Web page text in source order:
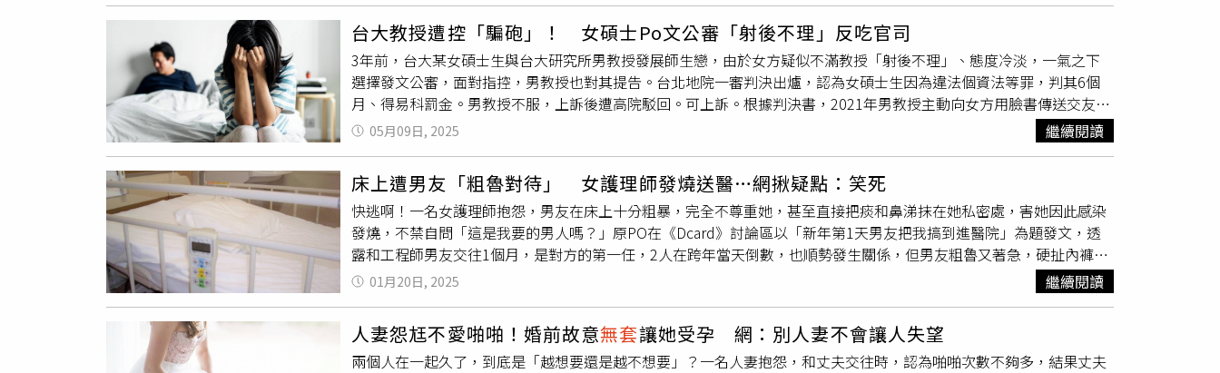
「是問『誰的問題比較大』，而不是『擔心女友一兩個月來一次、一次一點點的身體狀況』，思考模式可見一斑」。
給生母，這種手段，老掉牙。」黃宥嘉也奉勸呂秋遠，「看任何科別都不要忘記去泌尿科諮詢輸精管結紮手術。看起來
毫無悔悟，毫無教化可能。人命關天的問題不是只在法院，在社會上也非常重要！」巴毛律師昨也在臉書發文痛批，受
精卵律師發表了一大篇悲情文，試圖塑造自己是被害者、被勾引的可憐形象，在內容中不斷指責女方有問題、行為怪
異。這令他質疑，如果一開始就覺得對方不對勁，正常人應該會保持距離才對，為何呂秋遠卻「勇往直前地製造了受精
卵」？巴毛律師還特別針對錄音證據的部分提出強烈質疑，因為呂秋遠身為家事律師，難道不知道在家事訴訟中最難取
得相關證據，而錄音往往是最佳方式，並強調這種錄音本來就是合法的。文中還嚴厲批評該律師將受精卵一詞掛在嘴
邊，卻又裝作受害者的行為「很噁心」，認為他不該將過錯全推給女方。巴毛律師點出，即便女方真有問題，選擇無套
性行為的決定權在於這位「已經50幾歲」的律師自己。他反駁呂秋遠指責女方不為孩子著想的說法，指呂還把小孩當成
沒感情的受精卵，更表示，對比呂之前將老來得子稱為「天大喜事」，如今「這篇文看起來矯情無比又噁心」。
台大教授遭控「騙砲」！ 女碩士Po文公審「射後不理」反吃官司
3年前，台大某女碩士生與台大研究所男教授發展師生戀，由於女方疑似不滿教授「射後不理」、態度冷淡，一氣之下
選擇發文公審，面對指控，男教授也對其提告。台北地院一審判決出爐，認為女碩士生因為違法個資法等罪，判其6個
月、得易科罰金。男教授不服，上訴後遭高院駁回。可上訴。根據判決書，2021年男教授主動向女方用臉書傳送交友邀
情，往後2人開始聯繫，並於某日在共進晚餐以後前往汽車旅館發生性行為。完事後，女方竟趁教授不注意，將其裸身
躺床滑手機的畫面偷拍下來。2021年9月28日，女方於網路上發文公審男教授，控訴「他騙我單身，其實他已婚有2個小
孩」、「我疑似被他傳染了性病」、「他會偽造對話紀錄、證據」，並同時將教授的姓名等個人資料公布於貼文中，再
貼出不知從何取得的處女膜等驗傷單。同年11月4日，小美又發文指控教授強行要進行
引發譁然，該教授名譽嚴重受損。對此，男教授不滿被公審，提告名譽受損，在檢警調查下並無查獲有關妨害性自主的
相關證據，因此針對教授不起訴處分，而女方則依加重誹謗、竊錄他人身體隱私部位及違反個資法等罪起訴。台北地院
審理後，依違反個資法判她6月徒刑，得易科罰金18萬元。但男教授認為判決的刑度過低，提起上訴，高院審理後駁
回，全案仍可上訴。
05月09日, 2025 繼續閱讀
床上遭男友「粗魯對待」 女護理師發燒送醫…網揪疑點：笑死
快逃啊！一名女護理師抱怨，男友在床上十分粗暴，完全不尊重她，甚至直接把痰和鼻涕抹在她私密處，害她因此感染
發燒，不禁自問「這是我要的男人嗎？」原PO在《Dcard》討論區以「新年第1天男友把我搞到進醫院」為題發文，透
露和工程師男友交往1個月，是對方的第一任，2人在跨年當天倒數，也順勢發生關係，但男友粗魯又著急，硬扯內褲亂
挖，還暴力抓她胸部，稱「就是要揉爆」，讓她產生被侵犯感。不只如此，男友因為感冒加上鼻竇炎，過程不斷咳嗽和
打噴嚏，原PO臉上和身體都是，她直接表明不舒服，沒想到對方竟吐了口水在手上，朝她私密處抹，還沒反應過來就結
束，直接轉頭去洗澡，她事後清潔時赫然發現有黃色痰和灰色異物，「心想他該不會把痰跟鼻涕全抹進來了」，豈料男
友只是回答：「我有戴保險套啊！」原PO痛訴，隔天起床不見男友，地板滿是保險套和用過的衛生紙，吃過的食物杯盤
狼藉，馬桶蓋上一堆尿漬，覺得有點發燒想請對方帶她去看醫生，男友卻告知在和朋友踢足球，「球隊沒有我不行」、
01月20日, 2025 繼續閱讀
人妻怨尪不愛啪啪！婚前故意無套讓她受孕 網：別人妻不會讓人失望
兩個人在一起久了，到底是「越想要還是越不想要」？一名人妻抱怨，和丈夫交往時，認為啪啪次數不夠多，結果丈夫